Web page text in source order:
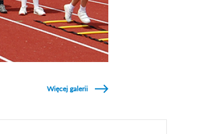
Więcej galerii